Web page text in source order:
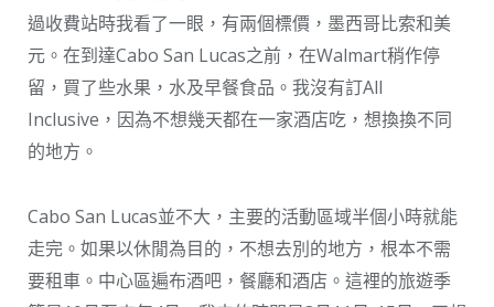
過收費站時我看了一眼，有兩個標價，墨西哥比索和美
元。在到達Cabo San Lucas之前，在Walmart稍作停
留，買了些水果，水及早餐食品。我沒有訂All
Inclusive，因為不想幾天都在一家酒店吃，想換換不同
的地方。
Cabo San Lucas並不大，主要的活動區域半個小時就能
走完。如果以休閒為目的，不想去別的地方，根本不需
要租車。中心區遍布酒吧，餐廳和酒店。這裡的旅遊季